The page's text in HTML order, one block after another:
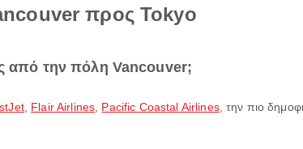
προς Tokyo
από την πόλη Vancouver;
, Flair Airlines Pacific Coastal Airlines, την πιο